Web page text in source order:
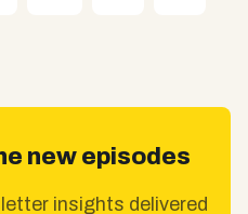
new episodes
insights delivered